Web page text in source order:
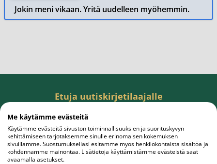
Jokin meni vikaan. Yritä uudelleen myöhemmin.
Etuja uutiskirjetilaajalle
ensiostokseesi.
Me käytämme evästeitä
Käytämme evästeitä sivuston toiminnallisuuksien ja suorituskyvyn
kehittämiseen tarjotaksemme sinulle erinomaisen kokemuksen
sivuillamme. Suostumuksellasi esitämme myös henkilökohtaista sisältöä ja
kohdennamme mainontaa. Lisätietoja käyttämistämme evästeistä saat
avaamalla asetukset.